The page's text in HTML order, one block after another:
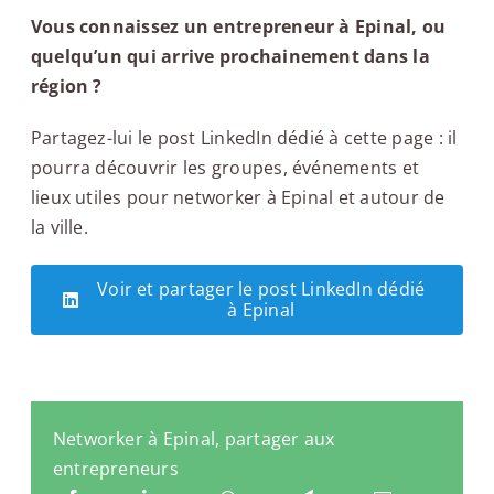
Vous connaissez un entrepreneur à Epinal, ou
quelqu’un qui arrive prochainement dans la
région ?
Partagez-lui le post LinkedIn dédié à cette page : il
pourra découvrir les groupes, événements et
lieux utiles pour networker à Epinal et autour de
la ville.
Voir et partager le post LinkedIn dédié
à Epinal
Networker à Epinal, partager aux
entrepreneurs